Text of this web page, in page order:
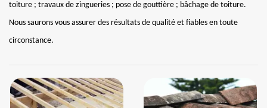
toiture ; travaux de zingueries ; pose de gouttière ; bâchage de toiture.
Nous saurons vous assurer des résultats de qualité et fiables en toute
circonstance.